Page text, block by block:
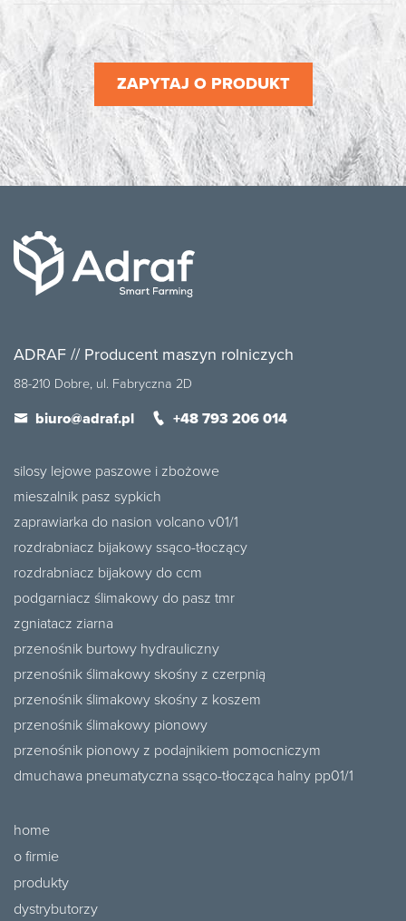
ZAPYTAJ O PRODUKT
ADRAF // Producent maszyn rolniczych
88-210 Dobre, ul. Fabryczna 2D
biuro@adraf.pl +48 793 206 014
home
o firmie
produkty
dystrybutorzy
silosy lejowe paszowe i zbożowe
mieszalnik pasz sypkich
zaprawiarka do nasion volcano v01/1
rozdrabniacz bijakowy ssąco-tłoczący
rozdrabniacz bijakowy do ccm
podgarniacz ślimakowy do pasz tmr
zgniatacz ziarna
przenośnik burtowy hydrauliczny
przenośnik ślimakowy skośny z czerpnią
przenośnik ślimakowy skośny z koszem
przenośnik ślimakowy pionowy
przenośnik pionowy z podajnikiem pomocniczym
dmuchawa pneumatyczna ssąco-tłocząca halny pp01/1